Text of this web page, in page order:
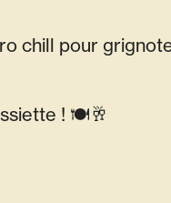
chill pour
! 🍽️🥂